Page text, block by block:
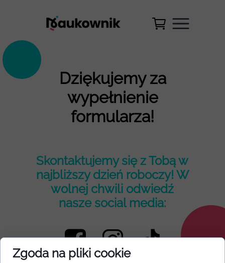
Dziękujemy za
wypełnienie
formularza!
Skontaktujemy się z Tobą w
najbliższy dzień roboczy! W
wolnej chwili odwiedź
nasze social media:
Zgoda na pliki cookie